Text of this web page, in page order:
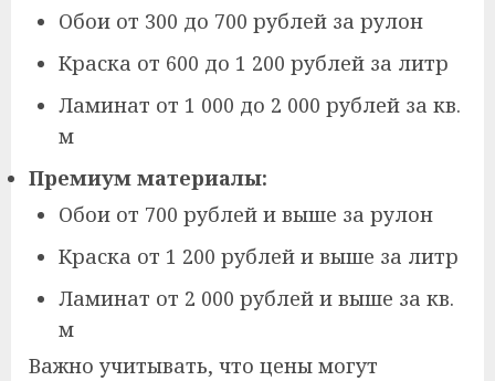
Обои от 300 до 700 рублей за рулон
Краска от 600 до 1 200 рублей за литр
Ламинат от 1 000 до 2 000 рублей за кв.
м
Премиум материалы:
Обои от 700 рублей и выше за рулон
Краска от 1 200 рублей и выше за литр
Ламинат от 2 000 рублей и выше за кв.
м
Важно учитывать, что цены могут